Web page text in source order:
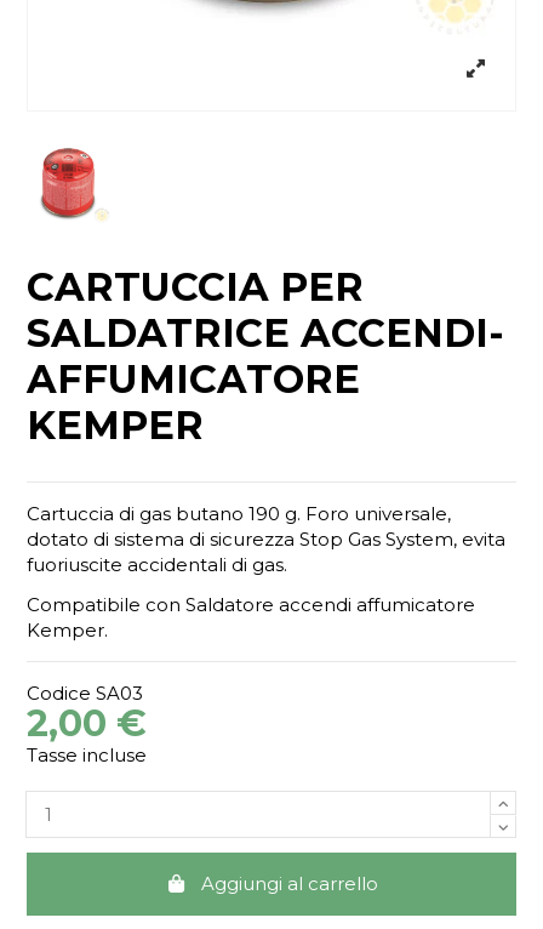
CARTUCCIA PER
SALDATRICE ACCENDI-
AFFUMICATORE
KEMPER
Cartuccia di gas butano 190 g. Foro universale,
dotato di sistema di sicurezza Stop Gas System, evita
fuoriuscite accidentali di gas.
Compatibile con Saldatore accendi affumicatore
Kemper.
Codice SA03
2,00 €
Tasse incluse
Aggiungi al carrello